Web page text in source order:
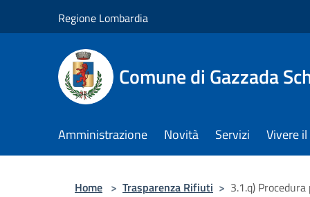
Regione Lombardia
Comune di Gazzada
Amministrazione Novità Servizi Vivere
Home > Trasparenza Rifiuti > 3.1.q)